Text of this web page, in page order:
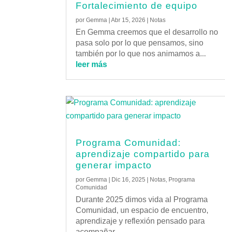
Fortalecimiento de equipo
porGemma |Abr 15, 2026 Notas
En Gemma creemos que el desarrollo no
pasa solo por lo que pensamos, sino
también por lo que nos animamos a...
leer más
Programa Comunidad:
aprendizaje compartido para
generar impacto
porGemma | Dic 16, 2025 | Notas Programa
Comunidad
Durante 2025 dimos vida al Programa
Comunidad, un espacio de encuentro,
aprendizaje y reflexión pensado para